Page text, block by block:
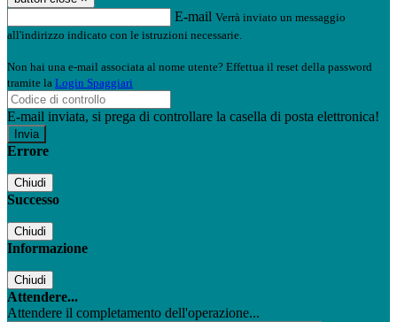
E-mail Verrà inviato un messaggio
all'indirizzo indicato con le istruzioni necessarie.
Non hai una e-mail associata al nome utente? Effettua il reset della password
tramite la Login Spaggiari
E-mail inviata, si prega di controllare la casella di posta elettronica!
Errore
Chiudi
Successo
Chiudi
Informazione
Chiudi
Attendere...
Attendere il completamento dell'operazione...